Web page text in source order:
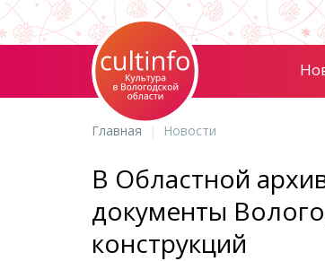
Главная Новости
В Областной
документы
конструкций